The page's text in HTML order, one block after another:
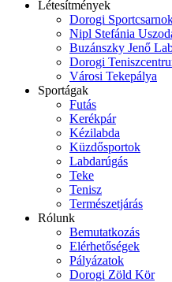
Létesítmények
Dorogi
Nipl Stefánia
Buzánszky Jenő
Dorogi
Városi Tekepálya
Sportágak
Futás
Kerékpár
Kézilabda
Küzdősportok
Labdarúgás
Teke
Tenisz
Természetjárás
Rólunk
Bemutatkozás
Elérhetőségek
Pályázatok
Dorogi Zöld Kör